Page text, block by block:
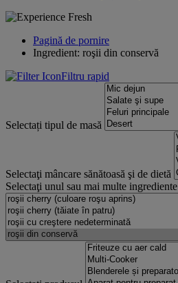
Pagină de pornire
Ingredient: roşii din conservă
Filtru rapid
Selectați tipul de masă
Selectaţi mâncare sănătoasă şi de dietă
Selectaţi unul sau mai multe ingrediente